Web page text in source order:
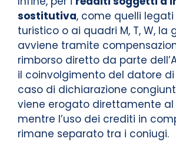
sostitutiva, come quelli
turistico o ai quadri M, T, W, la
avviene tramite
rimborso diretto da parte
il coinvolgimento del datore di
caso di dichiarazione
viene erogato direttamente
mentre l’uso dei crediti in
rimane separato tra i coniugi.